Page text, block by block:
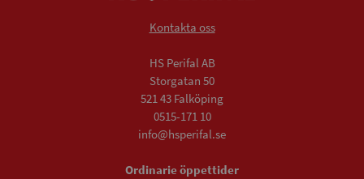
Kontakta oss
HS Perifal AB
Storgatan 50
521 43 Falköping
0515-171 10
info@hsperifal.se
Ordinarie öppettider